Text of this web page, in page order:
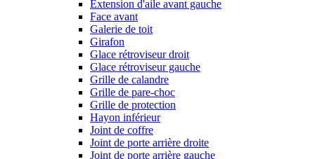
Extension d'aile avant gauche
Face avant
Galerie de toit
Girafon
Glace rétroviseur droit
Glace rétroviseur gauche
Grille de calandre
Grille de pare-choc
Grille de protection
Hayon inférieur
Joint de coffre
Joint de porte arrière droite
Joint de porte arrière gauche